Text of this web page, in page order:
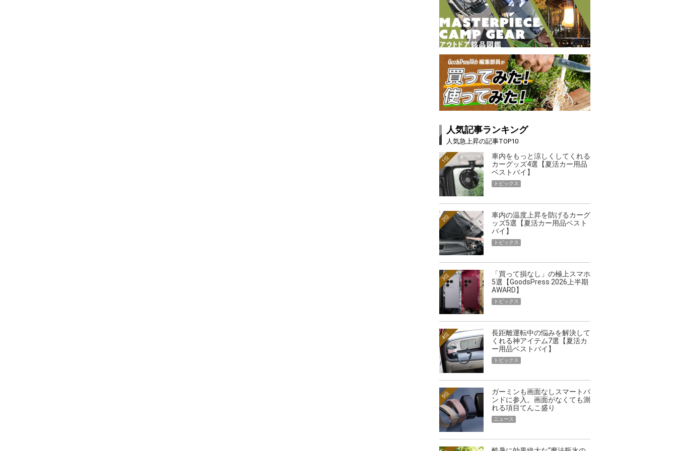
人気記事ランキング
人気急上昇の記事TOP10
車内をもっと涼しくしてくれる
カーグッズ4選【夏活カー用品
ベストバイ】
1位
トピックス
車内の温度上昇を防げるカーグ
ッズ5選【夏活カー用品ベスト
バイ】
2位
トピックス
「買って損なし」の極上スマホ
5選【GoodsPress 2026上半期
AWARD】
3位
トピックス
長距離運転中の悩みを解決して
くれる神アイテム7選【夏活カ
ー用品ベストバイ】
4位
トピックス
ガーミンも画面なしスマートバ
ンドに参入。画面がなくても測
れる項目てんこ盛り
5位
ニュース